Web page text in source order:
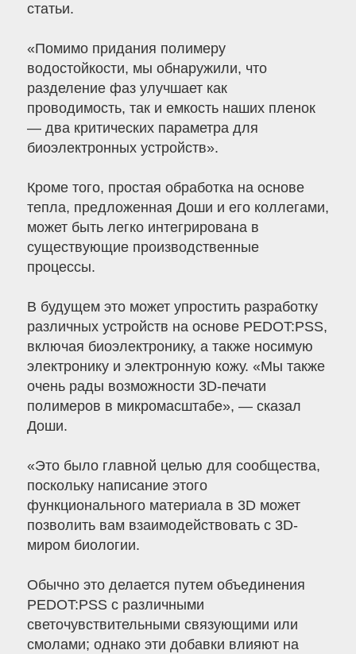
статьи.
«Помимо придания полимеру
водостойкости, мы обнаружили, что
разделение фаз улучшает как
проводимость, так и емкость наших пленок
— два критических параметра для
биоэлектронных устройств».
Кроме того, простая обработка на основе
тепла, предложенная Доши и его коллегами,
может быть легко интегрирована в
существующие производственные
процессы.
В будущем это может упростить разработку
различных устройств на основе PEDOT:PSS,
включая биоэлектронику, а также носимую
электронику и электронную кожу. «Мы также
очень рады возможности 3D-печати
полимеров в микромасштабе», — сказал
Доши.
«Это было главной целью для сообщества,
поскольку написание этого
функционального материала в 3D может
позволить вам взаимодействовать с 3D-
миром биологии.
Обычно это делается путем объединения
PEDOT:PSS с различными
светочувствительными связующими или
смолами; однако эти добавки влияют на